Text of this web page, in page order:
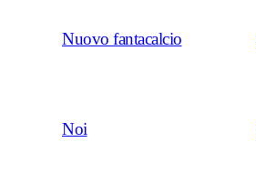
Nuovo fantacalcio
Noi